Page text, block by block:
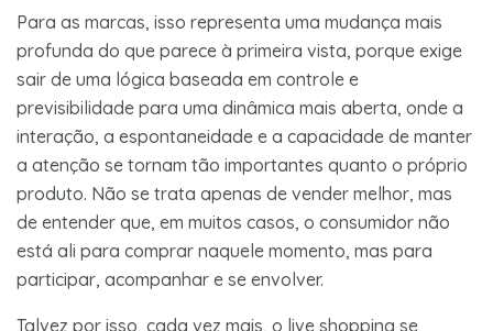
Para as marcas, isso representa uma mudança mais
profunda do que parece à primeira vista, porque exige
sair de uma lógica baseada em controle e
previsibilidade para uma dinâmica mais aberta, onde a
interação, a espontaneidade e a capacidade de manter
a atenção se tornam tão importantes quanto o próprio
produto. Não se trata apenas de vender melhor, mas
de entender que, em muitos casos, o consumidor não
está ali para comprar naquele momento, mas para
participar, acompanhar e se envolver.
Talvez por isso, cada vez mais, o live shopping se